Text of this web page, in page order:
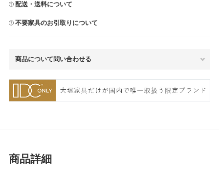
配送・送料について
不要家具のお引取りについて
商品について問い合わせる
商品詳細